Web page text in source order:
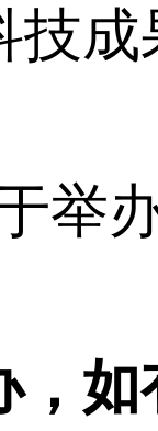
技
举
，